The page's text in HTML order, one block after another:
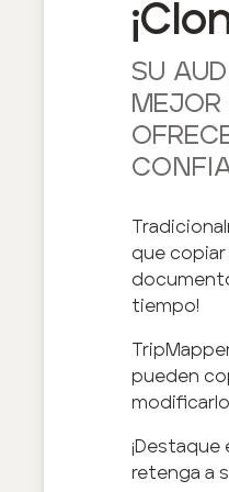
SU
que
tiempo!
pueden
retenga a